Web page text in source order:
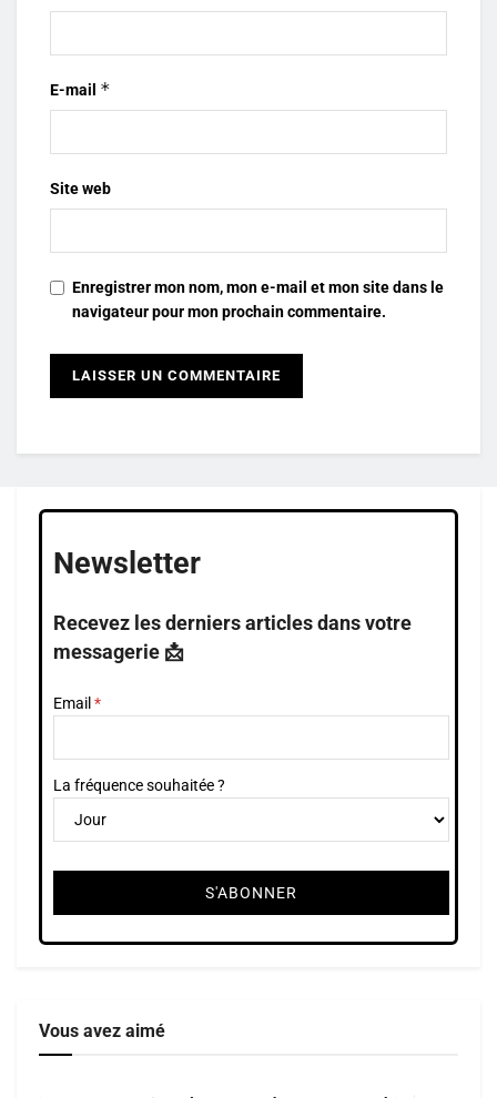
E-mail *
Site web
Enregistrer mon nom, mon e-mail et mon site dans le
navigateur pour mon prochain commentaire.
Newsletter
Recevez les derniers articles dans votre
messagerie 📩
Email
La fréquence souhaitée ?
Vous avez aimé